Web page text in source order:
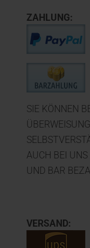
ZAHLUNG:
SIE KÖNNEN
AUCH BEI
UND BAR
VERSAND: